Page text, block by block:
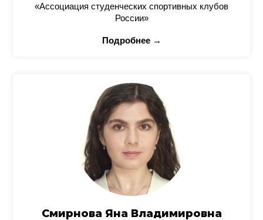
«Ассоциация студенческих спортивных клубов
России»
Подробнее →
Смирнова Яна Владимировна